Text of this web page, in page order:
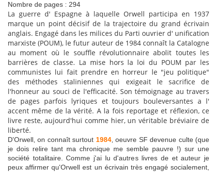
Nombre de pages : 294
La guerre d' Espagne à laquelle Orwell participa en 1937
marque un point décisif de la trajectoire du grand écrivain
anglais. Engagé dans les milices du Parti ouvrier d' unification
marxiste (POUM), le futur auteur de 1984 connaît la Catalogne
au moment où le souffle révolutionnaire abolit toutes les
barrières de classe. La mise hors la loi du POUM par les
communistes lui fait prendre en horreur le "jeu politique"
des méthodes staliniennes qui exigeait le sacrifice de
l'honneur au souci de l'efficacité. Son témoignage au travers
de pages parfois lyriques et toujours bouleversantes a l'
accent même de la vérité. A la fois reportage et réflexion, ce
livre reste, aujourd'hui comme hier, un véritable bréviaire de
liberté.
D'Orwell, on connaît surtout 1984, oeuvre SF devenue culte (que
je dois relire tant ma chronique me semble pauvre !) sur une
société totalitaire. Comme j'ai lu d'autres livres de et auteur je
peux affirmer qu'Orwell est un écrivain très engagé socialement,